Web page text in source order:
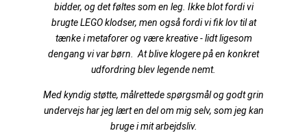
bidder, og det føltes som en leg. Ikke blot fordi vi
brugte LEGO klodser, men også fordi vi fik lov til at
tænke i metaforer og være kreative - lidt ligesom
dengang vi var børn. At blive klogere på en konkret
udfordring blev legende nemt.
Med kyndig støtte, målrettede spørgsmål og godt grin
undervejs har jeg lært en del om mig selv, som jeg kan
bruge i mit arbejdsliv.